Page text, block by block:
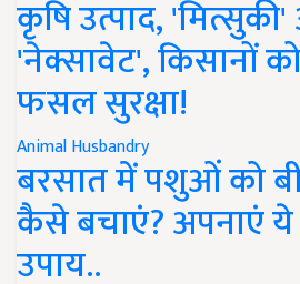
कृषि उत्पाद,
'नेक्सावेट', किसानों
फसल सुरक्षा!
Animal Husbandry
बरसात में पशुओं को
कैसे बचाएं? अपनाएं
उपाय..